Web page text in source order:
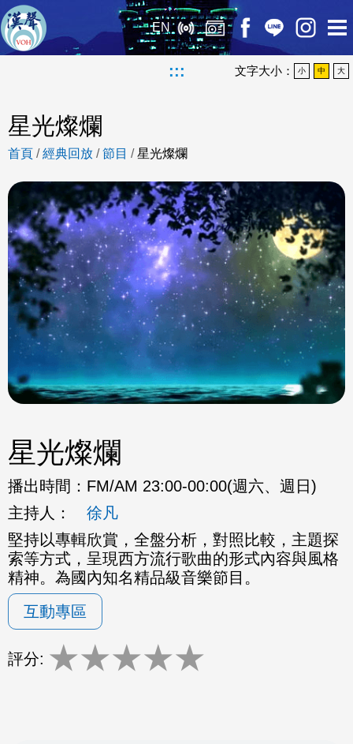
EN
::: 文字大小： 小 中 大
星光燦爛
首頁 /經典回放 /節目 /星光燦爛
星光燦爛
播出時間： FM/AM 23:00-00:00(週六、週日)
主持人：
徐凡
堅持以專輯欣賞，全盤分析，對照比較，主題探
索等方式，呈現西方流行歌曲的形式內容與風格
精神。為國內知名精品級音樂節目。
互動專區
評分: ★★★★★